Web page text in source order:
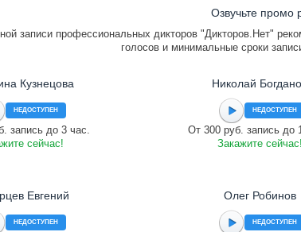
Озвучьте промо
записи профессиональных дикторов "Дикторов.Нет"
голосов и минимальные сроки
Кузнецова
НЕДОСТУПЕН
запись до 3 час.
сейчас!
Николай
НЕДОСТУПЕН
От 300 руб. запись до
Закажите сейчас!
Евгений
НЕДОСТУПЕН
Олег Робинов
НЕДОСТУПЕН